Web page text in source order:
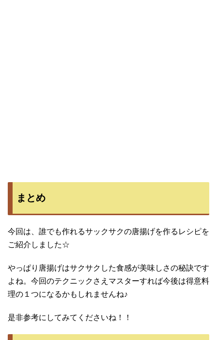
まとめ
今回は、誰でも作れるサックサクの唐揚げを作るレシピを
ご紹介しました☆
やっぱり唐揚げはサクサクした食感が美味しさの秘訣です
よね。今回のテクニックさえマスターすれば今後は得意料
理の１つになるかもしれませんね♪
是非参考にしてみてくださいね！！